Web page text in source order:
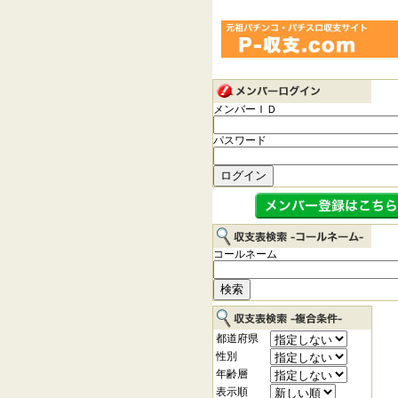
メンバーＩＤ
パスワード
コールネーム
都道府県
性別
年齢層
表示順